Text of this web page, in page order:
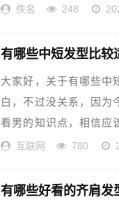
现在就……
佚名 248
有哪些中短发型比
大家好，关于有哪些中
白，不过没关系，因为
看男的知识点，相信应
解决您的……
互联网 780
有哪些好看的齐肩